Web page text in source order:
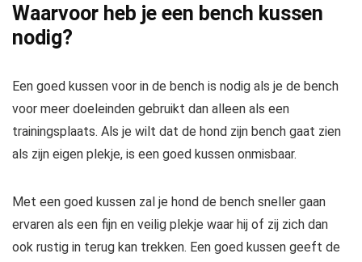
Waarvoor heb je een bench kussen
nodig?
Een goed kussen voor in de bench is nodig als je de bench
voor meer doeleinden gebruikt dan alleen als een
trainingsplaats. Als je wilt dat de hond zijn bench gaat zien
als zijn eigen plekje, is een goed kussen onmisbaar.
Met een goed kussen zal je hond de bench sneller gaan
ervaren als een fijn en veilig plekje waar hij of zij zich dan
ook rustig in terug kan trekken. Een goed kussen geeft de